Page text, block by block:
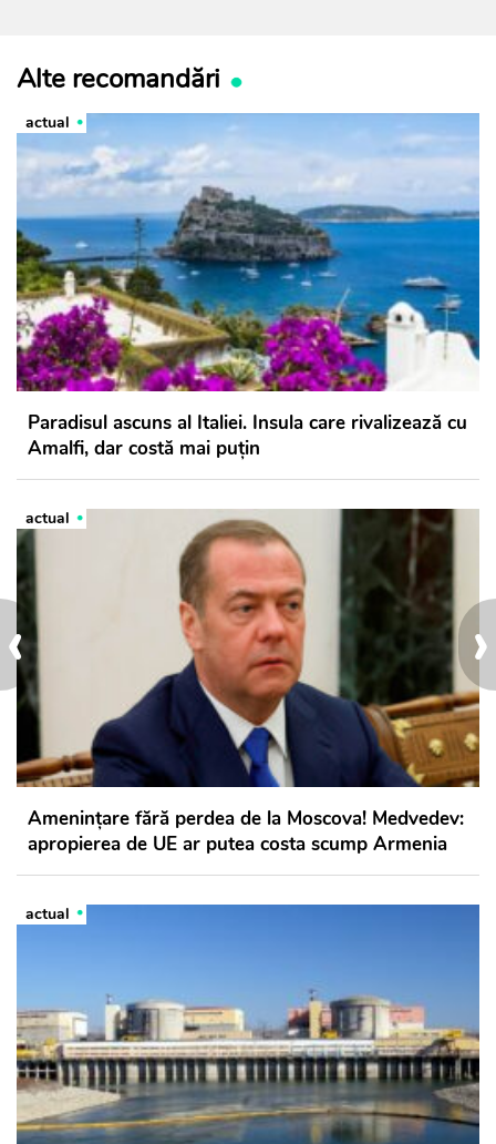
›
‹
Alte recomandări
actual
Paradisul ascuns al Italiei. Insula care rivalizează cu
Amalfi, dar costă mai puțin
actual
Amenințare fără perdea de la Moscova! Medvedev:
apropierea de UE ar putea costa scump Armenia
actual